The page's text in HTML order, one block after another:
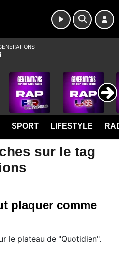
SPORT LIFESTYLE
sur le tag
plaquer comme
le plateau de "Quotidien".